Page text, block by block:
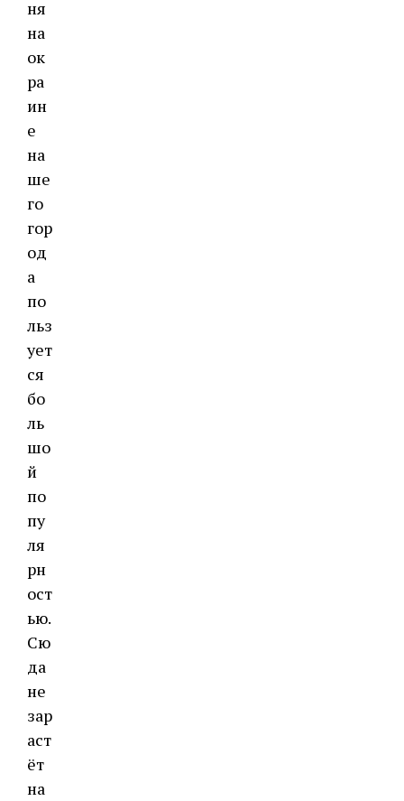
ня
на
ок
ра
ин
е
на
ше
го
гор
од
а
по
льз
ует
ся
бо
ль
шо
й
по
пу
ля
рн
ост
ью.
Сю
да
не
зар
аст
ёт
на